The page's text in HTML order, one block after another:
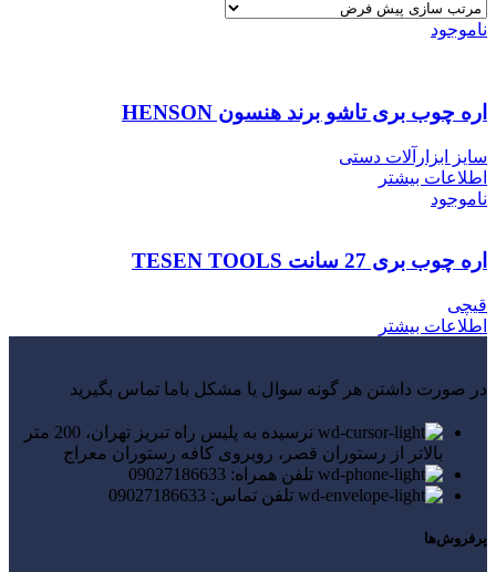
ناموجود
اره چوب بری تاشو برند هنسون HENSON
سایز ابزارآلات دستی
اطلاعات بیشتر
ناموجود
اره چوب بری 27 سانت TESEN TOOLS
قیچی
اطلاعات بیشتر
در صورت داشتن هر گونه سوال یا مشکل باما تماس بگیرید
نرسیده به پلیس راه تبریز تهران، 200 متر
بالاتر از رستوران قصر، روبروی کافه رستوران معراج
تلفن همراه: 09027186633
تلفن تماس: 09027186633
پرفروش‌ها